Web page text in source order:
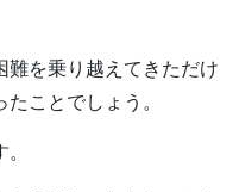
難を乗り越えてきただけ
ことでしょう。